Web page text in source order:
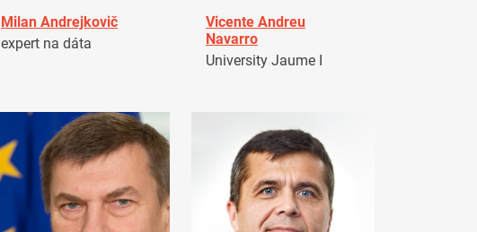
Milan Andrejkovič
expert na dáta
Vicente Andreu
Navarro
University Jaume I